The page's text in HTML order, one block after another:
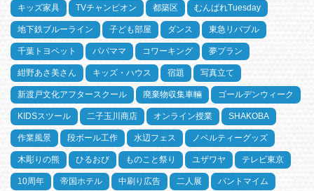
キッズ家具 TVチャンピオン 都築区 むんぱれTuesday
地下鉄ブルーライン 子ども部屋 ダンス 東急リバブル
千葉トヨペット パパママ コワーキング 夢プラン
紺野あさ美さん キッズ・ハウス 宿題 写真立て
新渡戸文化アフタースクール 廃棄物収集車輛 ゴールデンウィーク
KIDSスツール 二子玉川商店 オンライン授業 SHAKOBA
作業風景 段ボール工作 水辺フェス ノベルティーグッズ
木彫りの熊 ひるおび ものこと祭り ユザワヤ テレビ東京
10周年 帝国ホテル 中刷り広告 二人展 パントマイム